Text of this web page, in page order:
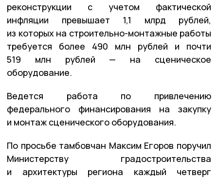
реконструкции с учетом фактической
инфляции превышает 1,1 млрд рублей,
из которых на строительно-монтажные работы
требуется более 490 млн рублей и почти
519 млн рублей — на сценическое
оборудование.
Ведется работа по привлечению
федерального финансирования на закупку
и монтаж сценического оборудования.
По просьбе тамбовчан Максим Егоров поручил
Министерству градостроительства
и архитектуры региона каждый четверг